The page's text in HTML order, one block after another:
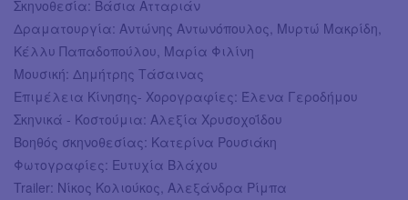
Σκηνοθεσία: Βάσια Ατταριάν
Δραματουργία: Αντώνης Αντωνόπουλος, Μυρτώ Μακρίδη,
Κέλλυ Παπαδοπούλου, Μαρία Φιλίνη
Μουσική: Δημήτρης Τάσαινας
Επιμέλεια Κίνησης- Χορογραφίες: Έλενα Γεροδήμου
Σκηνικά - Κοστούμια: Αλεξία Χρυσοχοΐδου
Βοηθός σκηνοθεσίας: Κατερίνα Ρουσιάκη
Φωτογραφίες: Ευτυχία Βλάχου
Trailer: Νίκος Κολιούκος, Αλεξάνδρα Ρίμπα